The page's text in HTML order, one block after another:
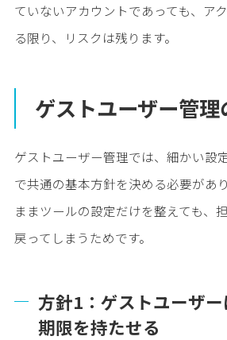
ていないアカウントであっても、ア
る限り、リスクは残ります。
ゲストユーザー管
ゲストユーザー管理では、細かい設
で共通の基本方針を決める必要があ
ままツールの設定だけを整えても、
戻ってしまうためです。
方針1：ゲストユーザ
期限を持たせる